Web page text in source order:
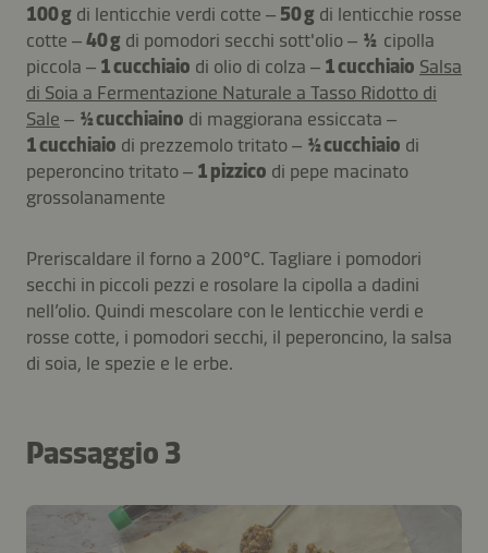
100 g di lenticchie verdi cotte – 50 g di lenticchie rosse
cotte –40 g di pomodori secchi sott'olio – ½ cipolla
piccola – 1 cucchiaio di olio di colza – 1 cucchiaio Salsa
di Soia a Fermentazione Naturale a Tasso Ridotto di
Sale – ½ cucchiaino di maggiorana essiccata –
1 cucchiaio di prezzemolo tritato – ½ cucchiaio di
peperoncino tritato – 1 pizzico di pepe macinato
grossolanamente
Preriscaldare il forno a 200°C. Tagliare i pomodori
secchi in piccoli pezzi e rosolare la cipolla a dadini
nell’olio. Quindi mescolare con le lenticchie verdi e
rosse cotte, i pomodori secchi, il peperoncino, la salsa
di soia, le spezie e le erbe.
Passaggio 3